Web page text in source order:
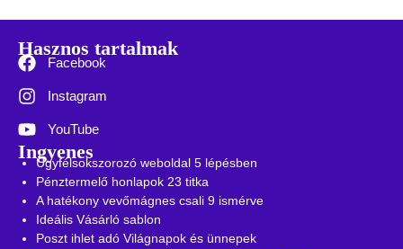
Hasznos tartalmak
Facebook
Instagram
YouTube
Ingyenes
Ügyfélsokszorozó weboldal 5 lépésben
Pénztermelő honlapok 23 titka
A hatékony vevőmágnes csali 9 ismérve
Ideális Vásárló sablon
Poszt ihlet adó Világnapok és ünnepek